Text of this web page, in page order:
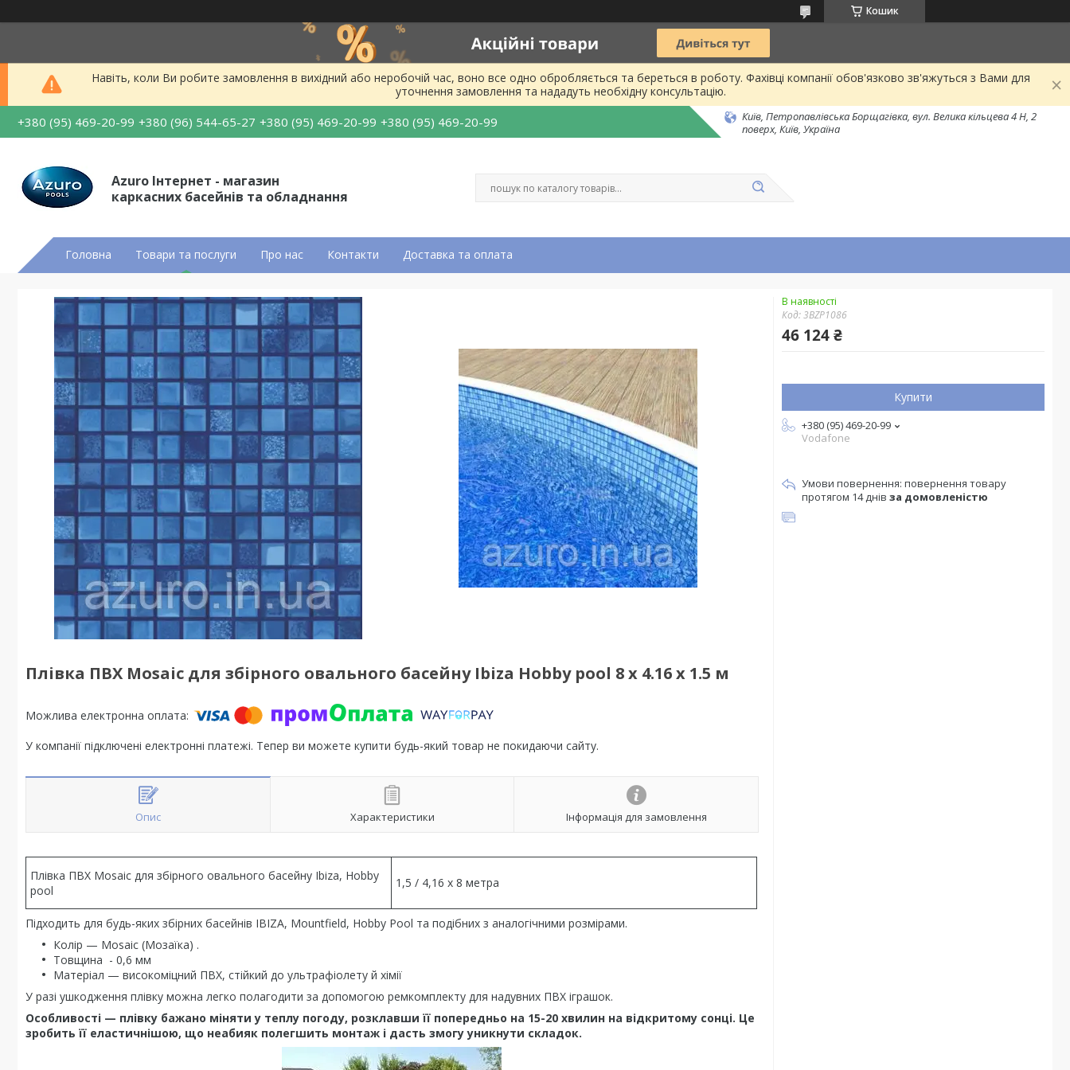
Кошик
Навіть, коли Ви робите замовлення в вихідний або неробочій час, воно все одно обробляється та береться в роботу. Фахівці компанії обов'язково зв'яжуться з Вами для
уточнення замовлення та нададуть необхідну консультацію.
+380 (95) 469-20-99 +380 (96) 544-65-27 +380 (95) 469-20-99 +380 (95) 469-20-99
Київ, Петропавлівська Борщагівка, вул. Велика кільцева 4 Н, 2
поверх, Київ, Україна
Azuro Інтернет - магазин
каркасних басейнів та обладнання
Головна Товари та послуги Про нас Контакти Доставка та оплата
Плівка ПВХ Mosaic для збірного овального басейну Ibiza Hobby pool 8 х 4.16 х 1.5 м
У компанії підключені електронні платежі. Тепер ви можете купити будь-який товар не покидаючи сайту.
Опис Характеристики Інформація для замовлення
Плівка ПВХ Mosaic для збірного овального басейну Ibiza, Hobby
pool
1,5 / 4,16 х 8 метра
Підходить для будь-яких збірних басейнів IBIZA, Mountfield, Hobby Pool та подібних з аналогічними розмірами.
Колір — Mosaic (Мозаїка) .
Товщина - 0,6 мм
Матеріал — високоміцний ПВХ, стійкий до ультрафіолету й хімії
У разі ушкодження плівку можна легко полагодити за допомогою ремкомплекту для надувних ПВХ іграшок.
Особливості — плівку бажано міняти у теплу погоду, розклавши її попередньо на 15-20 хвилин на відкритому сонці. Це
зробить її еластичнішою, що неабияк полегшить монтаж і дасть змогу уникнути складок.
В наявності
Код:3BZP1086
46 124 ₴
Купити
+380 (95) 469-20-99
Vodafone
повернення товару
протягом 14 днів за домовленістю